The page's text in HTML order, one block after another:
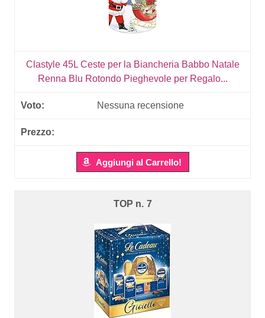
Clastyle 45L Ceste per la Biancheria Babbo Natale
Renna Blu Rotondo Pieghevole per Regalo...
Nessuna recensione
Aggiungi al Carrello!
7